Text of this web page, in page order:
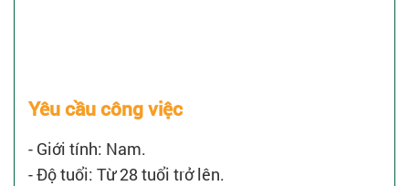
Yêu cầu công việc
- Giới tính: Nam.
- Độ tuổi: Từ 28 tuổi trở lên.